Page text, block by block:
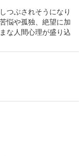
つぶされそうになり
悩や孤独、絶望に加
な人間心理が盛り込